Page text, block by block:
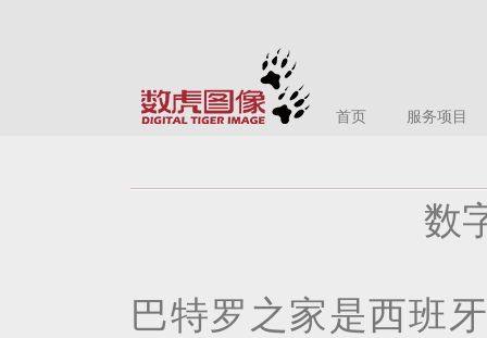
首页 服务项目
数
巴特罗之家是西班